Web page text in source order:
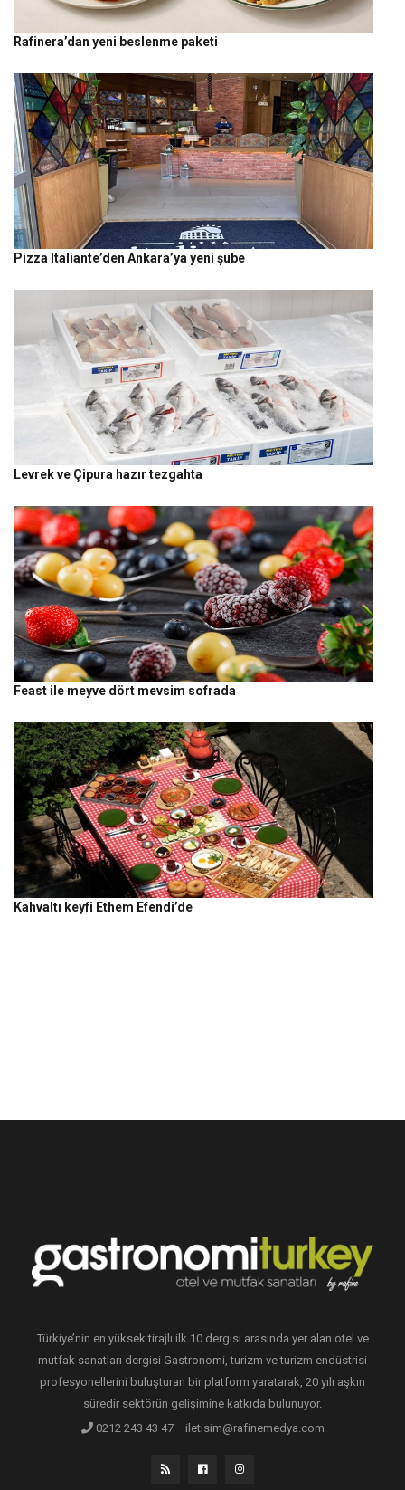
Rafinera’dan yeni beslenme paketi
Pizza Italiante’den Ankara’ya yeni şube
Levrek ve Çipura hazır tezgahta
Feast ile meyve dört mevsim sofrada
Kahvaltı keyfi Ethem Efendi’de
Türkiye’nin en yüksek tirajlı ilk 10 dergisi arasında yer alan otel ve
mutfak sanatları dergisi Gastronomi, turizm ve turizm endüstrisi
profesyonellerini buluşturan bir platform yaratarak, 20 yılı aşkın
süredir sektörün gelişimine katkıda bulunuyor.
0212 243 43 47
iletisim@rafinemedya.com